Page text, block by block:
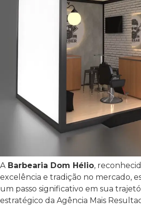
ABarbearia Dom Hélio,
excelência e tradição no mercado,
um passo significativo em sua
estratégico da Agência Mais